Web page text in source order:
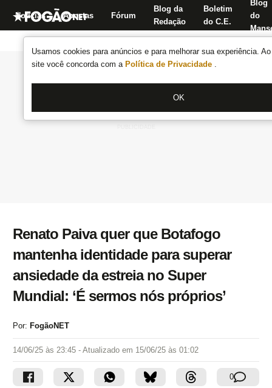
Usamos cookies para anúncios e para melhorar sua experiência.
site você concorda com a Política de Privacidade .
OK
Notícias Apostas Fórum
Blog da
Redação
Boletim
do C.E.
Blog
do
Renato Paiva quer que Botafogo
mantenha identidade para superar
ansiedade da estreia no Super
Mundial: ‘É sermos nós próprios’
Por: FogãoNET
14/06/25 às 23:45 - Atualizado em 15/06/25 às 01:02
0